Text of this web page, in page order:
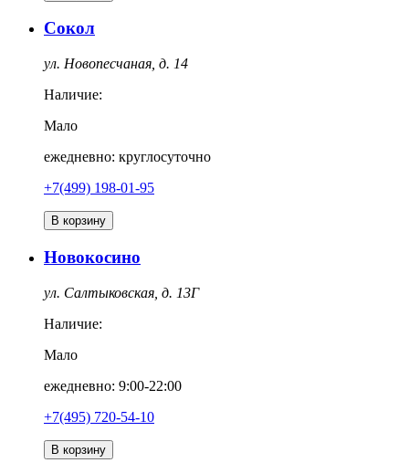
Сокол
ул. Новопесчаная, д. 14
Наличие:
Мало
ежедневно: круглосуточно
+7(499) 198-01-95
В корзину
Новокосино
ул. Салтыковская, д. 13Г
Наличие:
Мало
ежедневно: 9:00-22:00
+7(495) 720-54-10
В корзину